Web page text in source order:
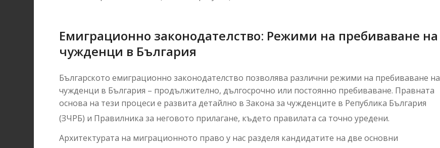
Емиграционно законодателство: Режими на пребиваване на
чужденци в България
Българското емиграционно законодателство позволява различни режими на пребиваване на
чужденци в България – продължително, дългосрочно или постоянно пребиваване. Правната
основа на тези процеси е развита детайлно в Закона за чужденците в Република България
(ЗЧРБ) и Правилника за неговото прилагане, където правилата са точно уредени.
Архитектурата на миграционното право у нас разделя кандидатите на две основни